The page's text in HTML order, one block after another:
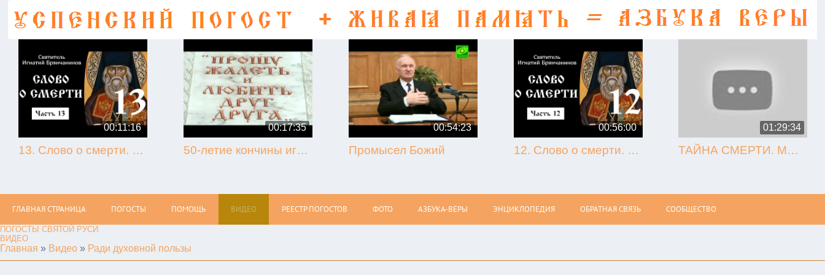
00:11:16
13. Слово о смерти. Игнатий Брянчанинов.
00:17:35
50-летие кончины игумена Никона (Воробьёва) (г. Гагарин, 2013.09.07)
00:54:23
Промысел Божий
00:56:00
12. Слово о смерти. Игнатий Брянчанинов.
01:29:34
ТАЙНА СМЕРТИ. МЫТАРСТВА. ВОСКРЕСЕНИЕ (Олег Стеняев)
ГЛАВНАЯ СТРАНИЦА ПОГОСТЫ ПОМОЩЬ ВИДЕО РЕЕСТР ПОГОСТОВ ФОТО АЗБУКА-ВЕРЫ ЭНЦИКЛОПЕДИЯ ОБРАТНАЯ СВЯЗЬ СООБЩЕСТВО
ПОГОСТЫ СВЯТОЙ РУСИ
ВИДЕО
Главная » Видео » Ради духовной пользы